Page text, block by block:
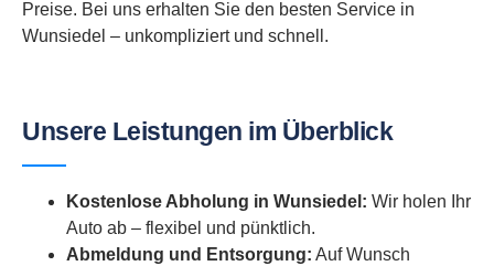
Preise. Bei uns erhalten Sie den besten Service in
Wunsiedel – unkompliziert und schnell.
Unsere Leistungen im Überblick
Kostenlose Abholung in Wunsiedel: Wir holen Ihr
Auto ab – flexibel und pünktlich.
Abmeldung und Entsorgung: Auf Wunsch